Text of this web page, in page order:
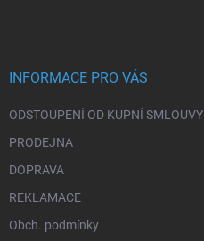
INFORMACE PRO VÁS
ODSTOUPENÍ OD KUPNÍ SMLOUVY
PRODEJNA
DOPRAVA
REKLAMACE
Obch. podmínky